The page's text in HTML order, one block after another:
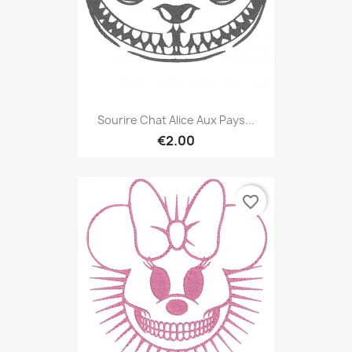
Sourire Chat Alice Aux Pays...
€2.00
favorite_border